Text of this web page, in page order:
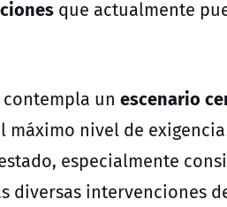
que actualmente
un escenario
nivel de
especialmente
diversas intervenciones